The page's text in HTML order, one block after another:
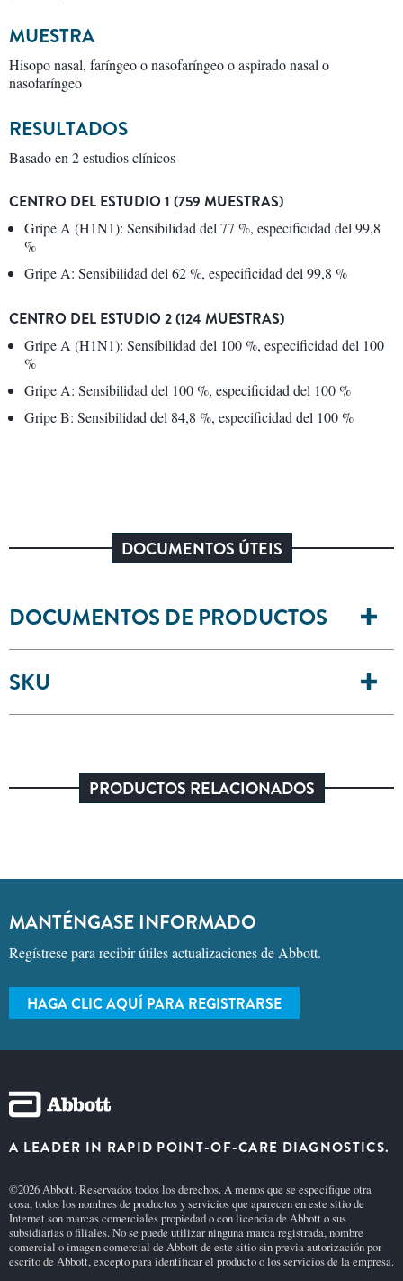
MUESTRA
Hisopo nasal, faríngeo o nasofaríngeo o aspirado nasal o
nasofaríngeo
RESULTADOS
Basado en 2 estudios clínicos
CENTRO DEL ESTUDIO 1 (759 MUESTRAS)
Gripe A (H1N1): Sensibilidad del 77 %, especificidad del 99,8
%
Gripe A: Sensibilidad del 62 %, especificidad del 99,8 %
CENTRO DEL ESTUDIO 2 (124 MUESTRAS)
Gripe A (H1N1): Sensibilidad del 100 %, especificidad del 100
%
Gripe A: Sensibilidad del 100 %, especificidad del 100 %
Gripe B: Sensibilidad del 84,8 %, especificidad del 100 %
DOCUMENTOS ÚTEIS
DOCUMENTOS DE PRODUCTOS
SKU
PRODUCTOS RELACIONADOS
MANTÉNGASE INFORMADO
Regístrese para recibir útiles actualizaciones de Abbott.
HAGA CLIC AQUÍ PARA REGISTRARSE
A LEADER IN RAPID POINT-OF-CARE DIAGNOSTICS.
©2026 Abbott. Reservados todos los derechos. A menos que se especifique otra
cosa, todos los nombres de productos y servicios que aparecen en este sitio de
Internet son marcas comerciales propiedad o con licencia de Abbott o sus
subsidiarias o filiales. No se puede utilizar ninguna marca registrada, nombre
comercial o imagen comercial de Abbott de este sitio sin previa autorización por
escrito de Abbott, excepto para identificar el producto o los servicios de la empresa.